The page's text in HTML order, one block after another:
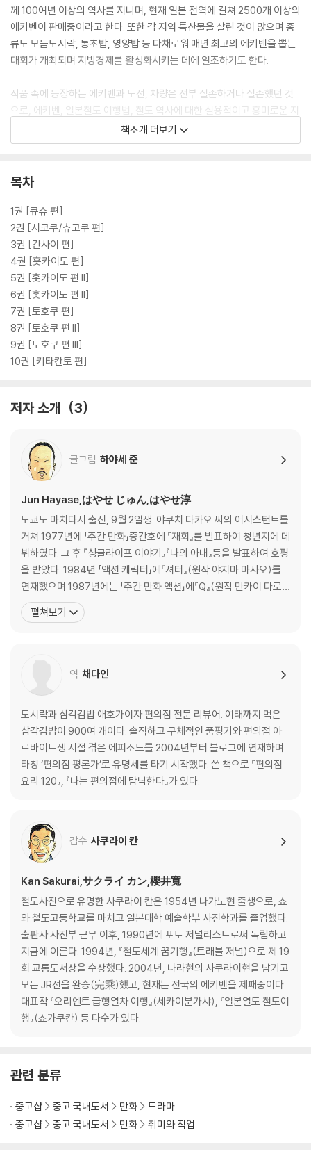
께 100여년 이상의 역사를 지니며, 현재 일본 전역에 걸쳐 2500개 이상의
에키벤이 판매중이라고 한다. 또한 각 지역 특산물을 살린 것이 많으며 종
류도 모듬도시락, 통초밥, 영양밥 등 다채로워 매년 최고의 에키벤을 뽑는
대회가 개최되며 지방경제를 활성화시키는 데에 일조하기도 한다.
작품 속에 등장하는 에키벤과 노선, 차량은 전부 실존하거나 실존했던 것
으로, 에키벤, 일본철도 여행법, 철도 역사에 대한 실용적이고 흥미로운 지
식을 얻을 수 있다. 1권은 서일본, 큐슈편으로 지역특산물을 살려 만든 고
등어초밥 도시락, 돈코츠 도시락, 복어 도시락, 명란젓 도시락, 유후인의
매정보, JR큐슈 노선도로 보는 각 역 명물 에키벤 가이드가 들어있다.
책소개 더보기
목차
1권 [큐슈 편]
2권 [시코쿠/츄고쿠 편]
3권 [간사이 편]
4권 [홋카이도 편]
5권 [홋카이도 편 II]
6권 [홋카이도 편 II]
7권 [토호쿠 편]
8권 [토호쿠 편 II]
9권 [토호쿠 편 III]
10권 [키타칸토 편]
저자 소개 3
글그림 하야세 준
Jun Hayase,はやせ じゅん,はやせ淳
도쿄도 마치다시 출신, 9월 2일생. 야쿠치 다카오 씨의 어시스턴트를
거쳐 1977년에 「주간 만화」증간호에 『재회』를 발표하여 청년지에 데
뷔하였다. 그 후 『싱글라이프 이야기』『나의 아내』등을 발표하여 호평
을 받았다. 1984년 「액션 캐릭터」에『셔터』(원작 야지마 마사오)를
연재했으며 1987년에는 「주간 만화 액션」에『Q』(원작 만카이 다로)
를 연재하였다. 이어서 같은 잡지에『도쿄 폭탄』(원작 야지마 마사오)
를 연재하여 잇따라 히트한 바 있다. 세련된 그림과 치밀한 묘사로 정
펼쳐보기
역 채다인
도시락과 삼각김밥 애호가이자 편의점 전문 리뷰어. 여태까지 먹은
삼각김밥이 900여 개이다. 솔직하고 구체적인 품평기와 편의점 아
르바이트생 시절 겪은 에피소드를 2004년부터 블로그에 연재하며
타칭 ‘편의점 평론가’로 유명세를 타기 시작했다. 쓴 책으로 『편의점
요리 120』, 『나는 편의점에 탐닉한다』가 있다.
감수 사쿠라이 칸
Kan Sakurai,サクライ カン,櫻井寬
철도사진으로 유명한 사쿠라이 칸은 1954년 나가노현 출생으로, 쇼
와 철도고등학교를 마치고 일본대학 예술학부 사진학과를 졸업했다.
출판사 사진부 근무 이후, 1990년에 포토 저널리스트로써 독립하고
지금에 이른다. 1994년, 『철도세계 꿈기행』(트래블 저널)으로 제 19
회 교통도서상을 수상했다. 2004년, 나라현의 사쿠라이현을 남기고
모든 JR선을 완승(完乘)했고, 현재는 전국의 에키벤을 제패중이다.
대표작 『오리엔트 급행열차 여행』(세카이분가샤), 『일본열도 철도여
행』(쇼가쿠칸) 등 다수가 있다.
관련 분류
중고샵 중고 국내도서 만화
드라마
중고샵
중고 국내도서 만화 취미와 직업